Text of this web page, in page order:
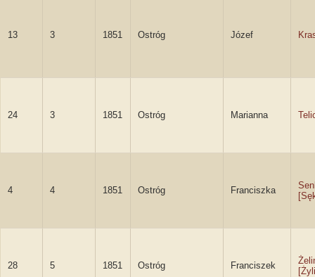
13 3 1851 Ostróg Józef
24 3 1851 Ostróg Marianna
4 4 1851 Ostróg Franciszka
28 5 1851 Ostróg Franciszek